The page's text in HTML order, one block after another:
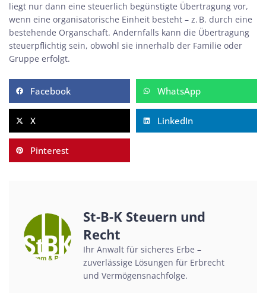
liegt nur dann eine steuerlich begünstigte Übertragung vor,
wenn eine organisatorische Einheit besteht – z. B. durch eine
bestehende Organschaft. Andernfalls kann die Übertragung
steuerpflichtig sein, obwohl sie innerhalb der Familie oder
Gruppe erfolgt.
Facebook WhatsApp
X LinkedIn
Pinterest
St-B-K Steuern und
Recht
Ihr Anwalt für sicheres Erbe –
zuverlässige Lösungen für Erbrecht
und Vermögensnachfolge.